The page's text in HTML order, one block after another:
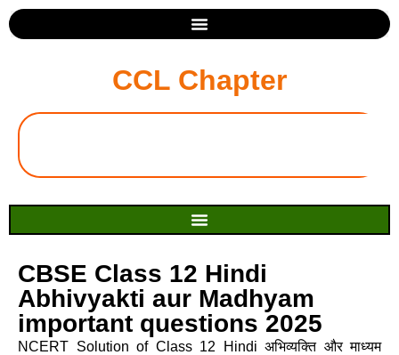
CCL Chapter
CBSE Class 12 Hindi
Abhivyakti aur Madhyam
important questions 2025
NCERT Solution of Class 12 Hindi अभिव्यक्ति और माध्यम